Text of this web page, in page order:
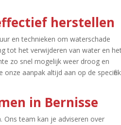
herstellen
en technieken om waterschade
tot het verwijderen van water en
zo snel mogelijk weer droog en
aanpak altijd aan op de
in Bernisse
team kan je adviseren over